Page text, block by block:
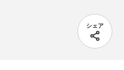
シェア